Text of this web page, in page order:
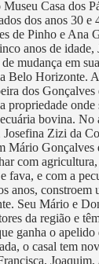
Casa dos
dos anos 30 e
de Pinho e Ana
anos de idade,
mudança em
Belo Horizonte.
dos
propriedade onde
bovina. No
Zizi da
Mário Gonçalves
com
fava, e com a
anos, constroem
Seu Mário e
da região e
ganha o apelido
o casal tem
Joaquim,